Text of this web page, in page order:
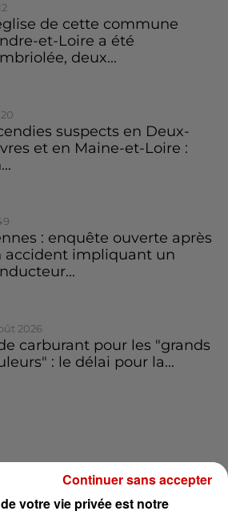
de cette commune
et-Loire a été
deux...
suspects en Deux-
et en Maine-et-Loire :
: enquête ouverte après
accident impliquant un
2026
carburant pour les "grands
: le délai pour la...
vos places pour le
votre vie privée est notre
Continuer sans accepter